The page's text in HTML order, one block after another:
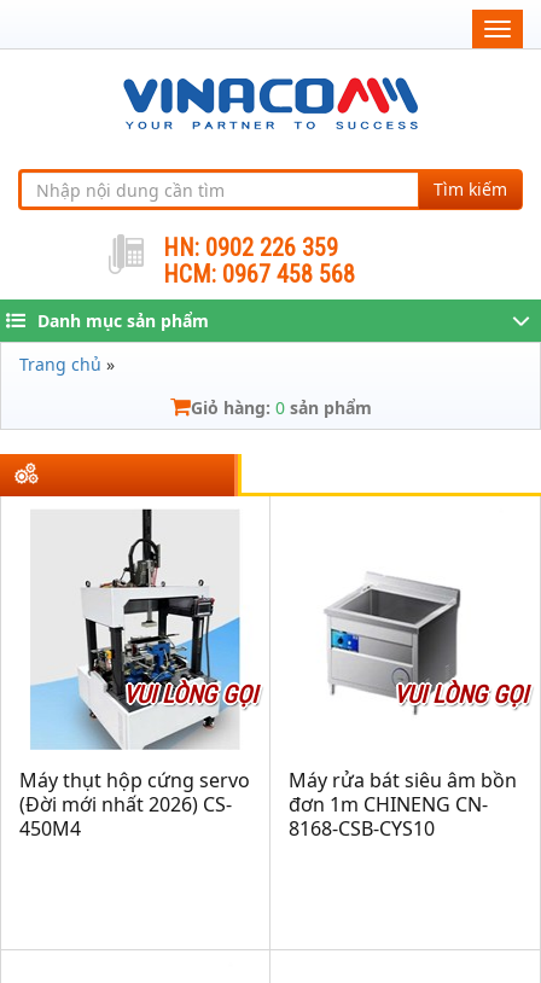
Tìm kiếm
HN: 0902 226 359
HCM: 0967 458 568
Danh mục sản phẩm
Trang chủ »
Giỏ hàng: 0sản phẩm
VUI LÒNG GỌI
Máy thụt hộp cứng servo
(Đời mới nhất 2026) CS-
450M4
VUI LÒNG GỌI
Máy rửa bát siêu âm bồn
đơn 1m CHINENG CN-
8168-CSB-CYS10